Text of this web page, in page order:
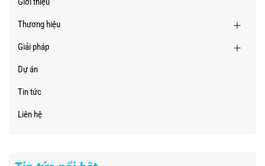
Thương hiệu
Giải pháp
Dự án
Tin tức
Liên hệ